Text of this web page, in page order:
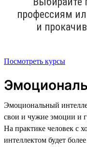
профессиям
и
Посмотреть курсы
Эмоциональный
свои и чужие эмоции и
На практике человек с
интеллектом будет